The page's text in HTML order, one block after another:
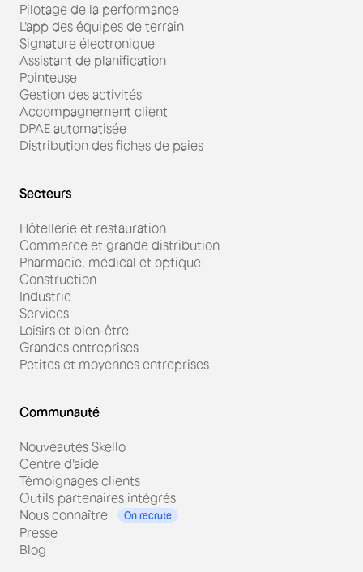
Pilotage de la performance
L'app des équipes de terrain
Signature électronique
Assistant de planification
Pointeuse
Gestion des activités
Accompagnement client
DPAE automatisée
Distribution des fiches de paies
Secteurs
Hôtellerie et restauration
Commerce et grande distribution
Pharmacie, médical et optique
Construction
Industrie
Services
Loisirs et bien-être
Grandes entreprises
Petites et moyennes entreprises
Communauté
Nouveautés Skello
Centre d'aide
Témoignages clients
Outils partenaires intégrés
Nous connaître
On recrute
Presse
Blog